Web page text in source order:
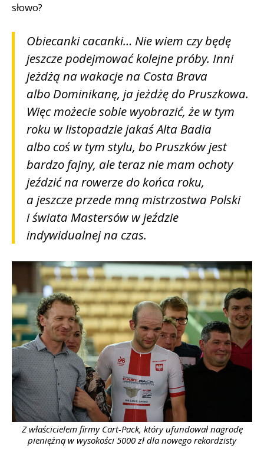
słowo?
Obiecanki cacanki… Nie wiem czy będę
jeszcze podejmować kolejne próby. Inni
jeżdżą na wakacje na Costa Brava
albo Dominikanę, ja jeżdżę do Pruszkowa.
Więc możecie sobie wyobrazić, że w tym
roku w listopadzie jakaś Alta Badia
albo coś w tym stylu, bo Pruszków jest
bardzo fajny, ale teraz nie mam ochoty
jeździć na rowerze do końca roku,
a jeszcze przede mną mistrzostwa Polski
i świata Mastersów w jeździe
indywidualnej na czas.
Z właścicielem firmy Cart-Pack, który ufundował nagrodę
pieniężną w wysokości 5000 zł dla nowego rekordzisty